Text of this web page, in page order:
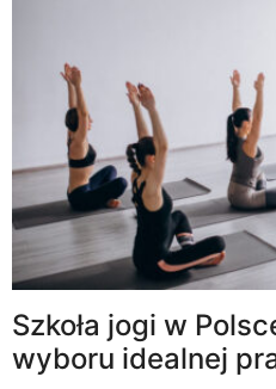
Szkoła jogi w
wyboru idealnej